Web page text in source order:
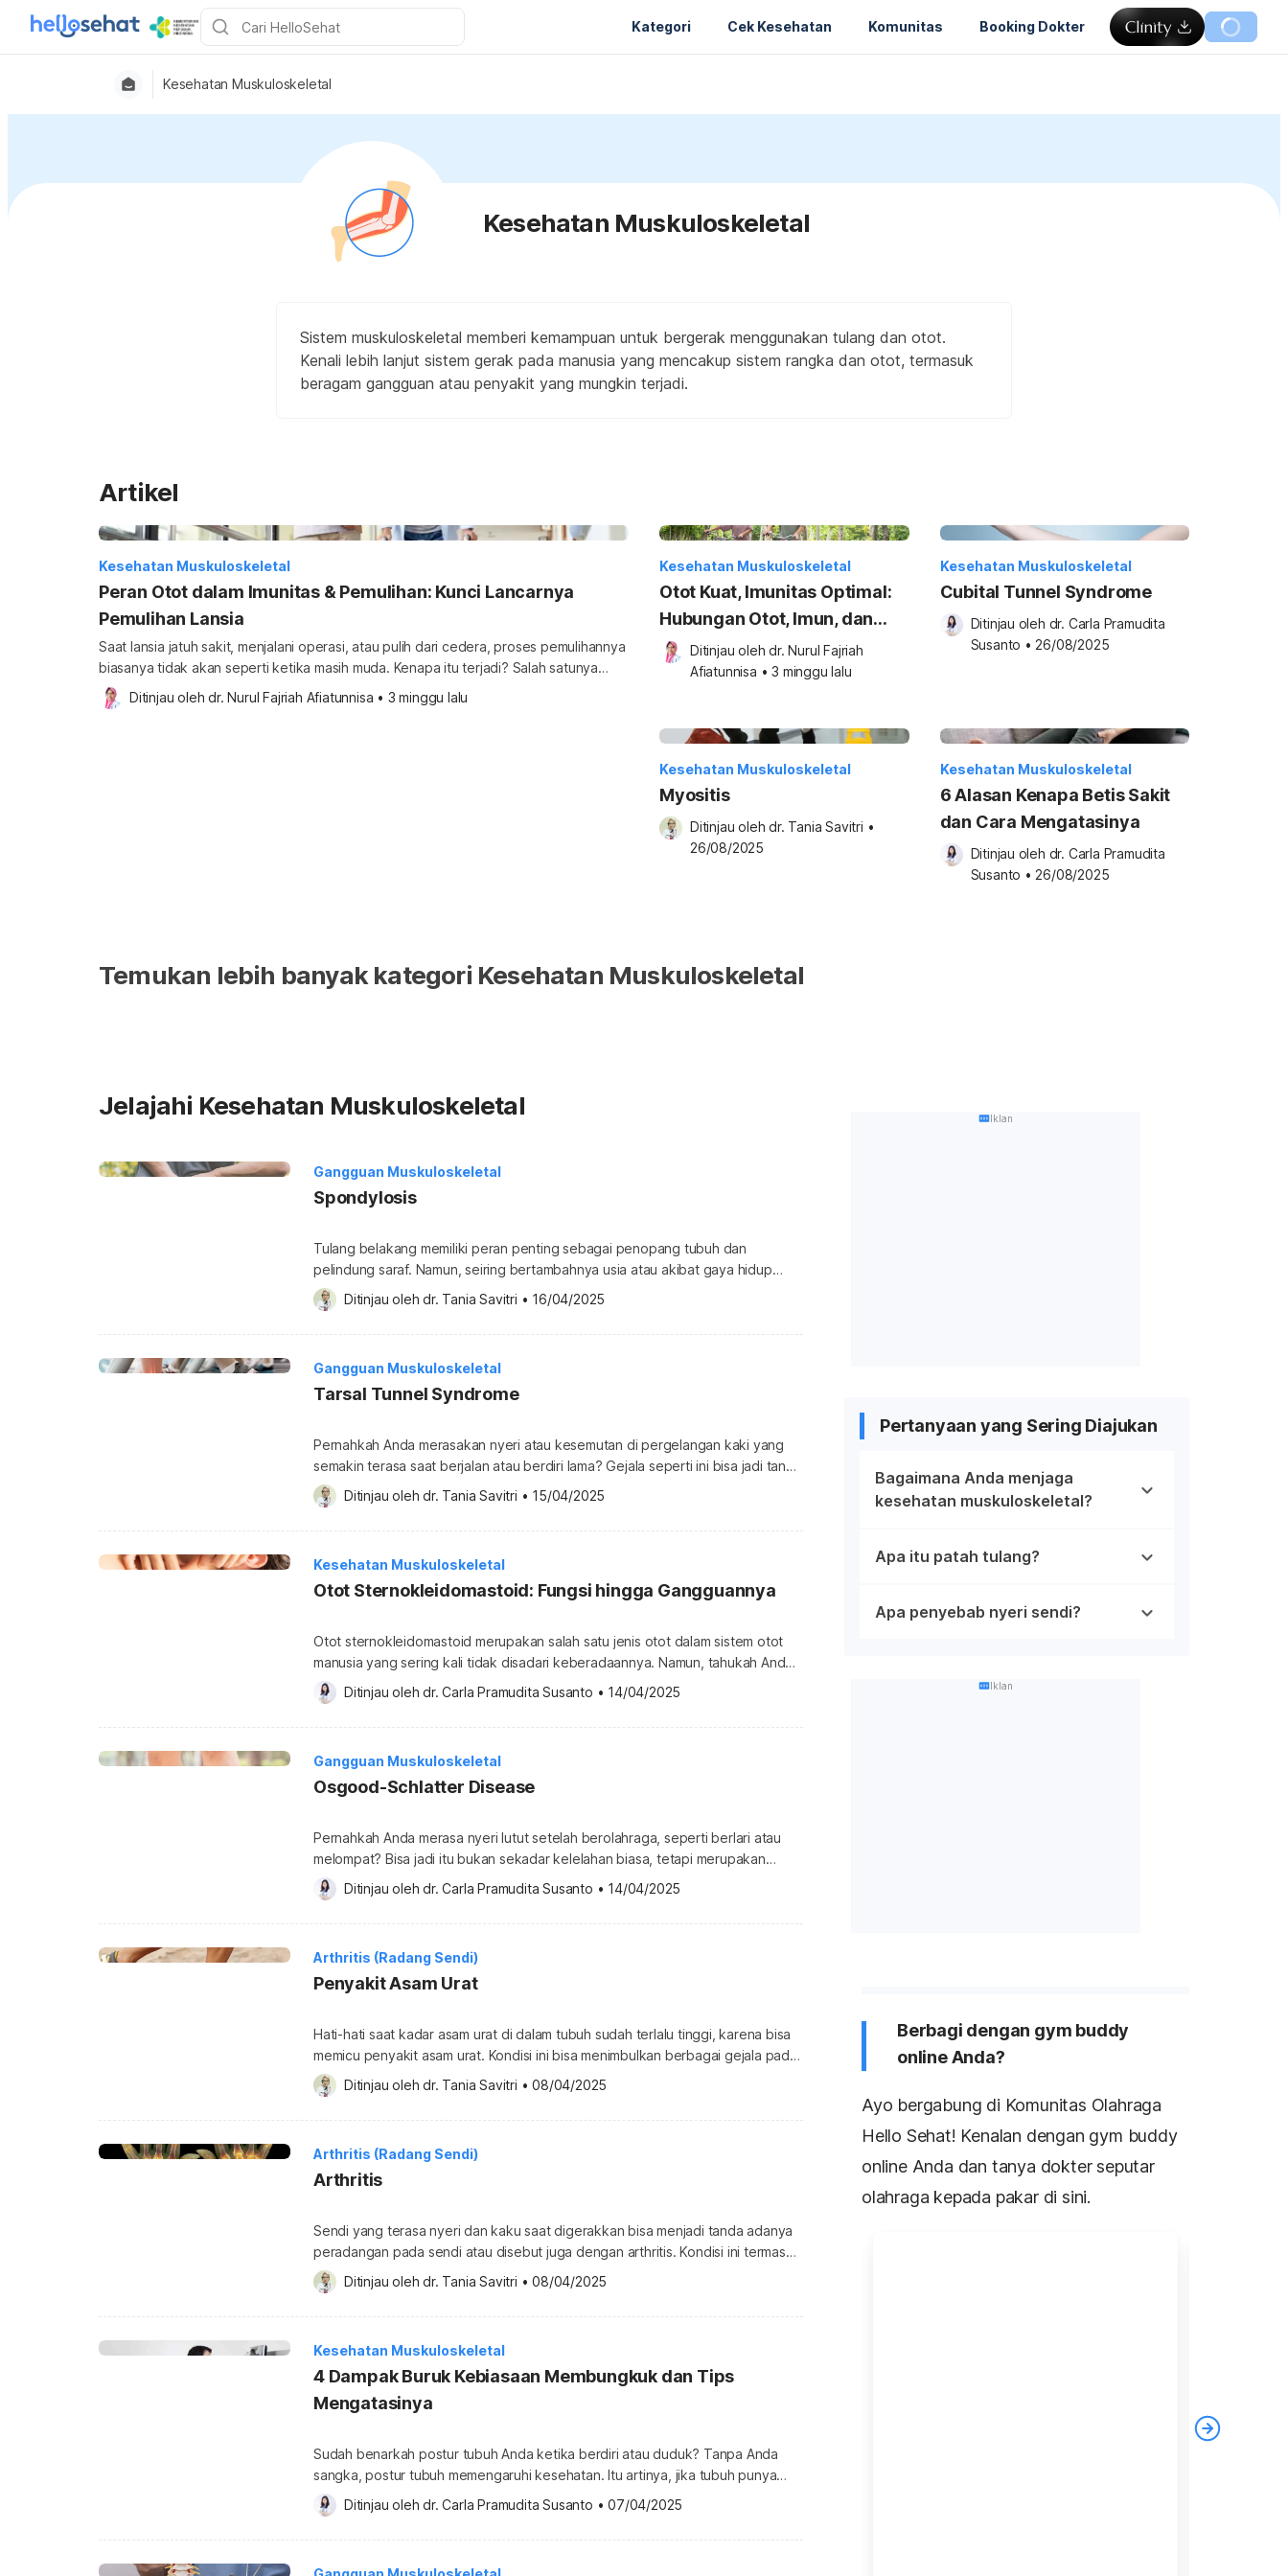
Kategori Cek Kesehatan Komunitas Booking Dokter
Kesehatan Muskuloskeletal
Kesehatan Muskuloskeletal
Sistem muskuloskeletal memberi kemampuan untuk bergerak menggunakan tulang dan otot.
Kenali lebih lanjut sistem gerak pada manusia yang mencakup sistem rangka dan otot, termasuk
beragam gangguan atau penyakit yang mungkin terjadi.
Artikel
Kesehatan Muskuloskeletal
Peran Otot dalam Imunitas & Pemulihan: Kunci Lancarnya
Pemulihan Lansia
Saat lansia jatuh sakit, menjalani operasi, atau pulih dari cedera, proses pemulihannya
biasanya tidak akan seperti ketika masih muda. Kenapa itu terjadi? Salah satunya
karena cadangan fisik atau ketahanan tubuh yang cenderung menurun seiring
bertambahnya usia. Dalam geriatri, kemampuan untuk beradaptasi dan pulih dari stres
Ditinjau oleh dr. Nurul Fajriah Afiatunnisa • 3 minggu lalu
Kesehatan Muskuloskeletal
Otot Kuat, Imunitas Optimal:
Hubungan Otot, Imun, dan
Nutrisi pada Lansia
Ditinjau oleh dr. Nurul Fajriah
Afiatunnisa • 3 minggu lalu
Kesehatan Muskuloskeletal
Cubital Tunnel Syndrome
Ditinjau oleh dr. Carla Pramudita
Susanto • 26/08/2025
Kesehatan Muskuloskeletal
Myositis
Ditinjau oleh dr. Tania Savitri •
26/08/2025
Kesehatan Muskuloskeletal
6 Alasan Kenapa Betis Sakit
dan Cara Mengatasinya
Ditinjau oleh dr. Carla Pramudita
Susanto • 26/08/2025
Temukan lebih banyak kategori Kesehatan Muskuloskeletal
Jelajahi Kesehatan Muskuloskeletal
Gangguan Muskuloskeletal
Spondylosis
Tulang belakang memiliki peran penting sebagai penopang tubuh dan
pelindung saraf. Namun, seiring bertambahnya usia atau akibat gaya hidup
tertentu, tulang belakang bisa mengalami perubahan yang mengganggu fungsi
dan kenyamanan tubuh. Salah satu kondisi yang umum terjadi adalah
spondylosis. Ketahui selengkapnya tentang kondisi ini di ulasan berikut. Apa itu
Ditinjau oleh dr. Tania Savitri • 16/04/2025
Gangguan Muskuloskeletal
Tarsal Tunnel Syndrome
Pernahkah Anda merasakan nyeri atau kesemutan di pergelangan kaki yang
semakin terasa saat berjalan atau berdiri lama? Gejala seperti ini bisa jadi tanda
tarsal tunnel syndrome, yang terjadi akibat tekanan pada saraf di pergelangan
kaki. Meskipun tidak terlalu umum, gangguan ini bisa menghambat aktivitas
sehari-hari jika tidak ditangani dengan baik. Ketahui selengkapnya. Apa itu
Ditinjau oleh dr. Tania Savitri • 15/04/2025
Kesehatan Muskuloskeletal
Otot Sternokleidomastoid: Fungsi hingga Gangguannya
Otot sternokleidomastoid merupakan salah satu jenis otot dalam sistem otot
manusia yang sering kali tidak disadari keberadaannya. Namun, tahukah Anda
bahwa otot yang berada di leher ini memiliki fungsi vital dalam aktivitas sehari-
hari manusia? Sebenarnya, apa fungsi otot sternokleidomastoid? Ketahui
jawabannya melalui ulasan di bawah ini. Apa itu otot sternokleidomastoid?
Ditinjau oleh dr. Carla Pramudita Susanto • 14/04/2025
Gangguan Muskuloskeletal
Osgood-Schlatter Disease
Pernahkah Anda merasa nyeri lutut setelah berolahraga, seperti berlari atau
melompat? Bisa jadi itu bukan sekadar kelelahan biasa, tetapi merupakan
gangguan muskuloskeletal yang dikenal dengan Osgood-Schlatter disease.
Apa yang dimaksud dengan Osgood-Schlatter disease dan apa
penyebabnya? Ketahui informasi lengkapnya di bawah ini. Apa itu Osgood-
tulang tibial tuberosity depan, adalah peradangan […]
Ditinjau oleh dr. Carla Pramudita Susanto • 14/04/2025
Arthritis (Radang Sendi)
Penyakit Asam Urat
Hati-hati saat kadar asam urat di dalam tubuh sudah terlalu tinggi, karena bisa
memicu penyakit asam urat. Kondisi ini bisa menimbulkan berbagai gejala pada
sendi, mulai dari nyeri hingga bengkak. Jika tidak segera diatasi, asam urat
juga bisa menyebabkan kondisi lain yang lebih serius. Untuk itu, ketahui
selengkapnya tentang asam urat di bawah ini. Apa itu […]
Ditinjau oleh dr. Tania Savitri • 08/04/2025
Arthritis (Radang Sendi)
Arthritis
Sendi yang terasa nyeri dan kaku saat digerakkan bisa menjadi tanda adanya
peradangan pada sendi atau disebut juga dengan arthritis. Kondisi ini termasuk
penyakit yang cukup umum terjadi, tetapi lebih sering terjadi pada lansia.
Selain nyeri sendi, gejala lain juga bisa menyertai. Untuk lebih jelasnya, simak
selengkapnya terkait arthritis di bawah ini. Apa itu arthritis? Arthritis atau […]
Ditinjau oleh dr. Tania Savitri • 08/04/2025
Kesehatan Muskuloskeletal
4 Dampak Buruk Kebiasaan Membungkuk dan Tips
Mengatasinya
Sudah benarkah postur tubuh Anda ketika berdiri atau duduk? Tanpa Anda
sangka, postur tubuh memengaruhi kesehatan. Itu artinya, jika tubuh punya
kebiasaan membungkuk ketika duduk atau berdiri, akan ada masalah
kesehatan yang menyerang. Apa saja dampak buruknya? Lantas, bagaimana
tips untuk mengurangi kebiasaan tersebut? Jangan khawatir, simak ulasan
Ditinjau oleh dr. Carla Pramudita Susanto • 07/04/2025
Iklan
Pertanyaan yang Sering Diajukan
Bagaimana Anda menjaga
kesehatan muskuloskeletal?
Apa itu patah tulang?
Apa penyebab nyeri sendi?
Iklan
Berbagi dengan gym buddy
online Anda?
Ayo bergabung di Komunitas Olahraga
Hello Sehat! Kenalan dengan gym buddy
online Anda dan tanya dokter seputar
olahraga kepada pakar di sini.